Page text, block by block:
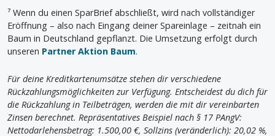
⁷ Wenn du einen SparBrief abschließt, wird nach vollständiger
Eröffnung – also nach Eingang deiner Spareinlage – zeitnah ein
Baum in Deutschland gepflanzt. Die Umsetzung erfolgt durch
unseren Partner Aktion Baum.
Für deine Kreditkartenumsätze stehen dir verschiedene
Rückzahlungsmöglichkeiten zur Verfügung. Entscheidest du dich für
die Rückzahlung in Teilbeträgen, werden die mit dir vereinbarten
Zinsen berechnet. Repräsentatives Beispiel nach § 17 PAngV:
Nettodarlehensbetrag: 1.500,00 €, Sollzins (veränderlich): 20,02 %,